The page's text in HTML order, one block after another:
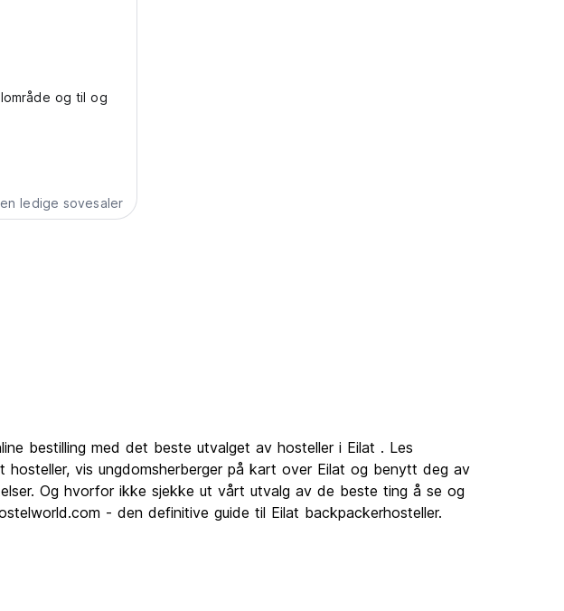
og til og
ledige sovesaler
bestilling med det beste utvalget av hosteller i Eilat . Les
hosteller, vis ungdomsherberger på kart over Eilat og benytt deg av
Og hvorfor ikke sjekke ut vårt utvalg av de beste ting å se og
- den definitive guide til Eilat backpackerhosteller.